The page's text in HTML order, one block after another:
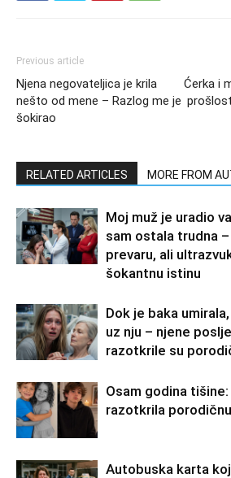
Previous article
Njena negovateljica je krila
nešto od mene – Razlog me je
šokirao
Ćerka i
RELATED ARTICLES MORE FROM
Moj muž je uradio
sam ostala trudna
prevaru, ali
šokantnu istinu
Dok je baka
uz nju – njene
razotkrile su
Osam godina
razotkrila
Autobuska karta